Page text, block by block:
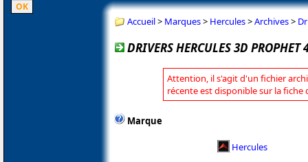
Accueil> Marques> Hercules>Archives>
DRIVERS HERCULES 3D
Attention, il s'agit d'un fichier
récente est disponible sur la fiche
Marque
Hercules